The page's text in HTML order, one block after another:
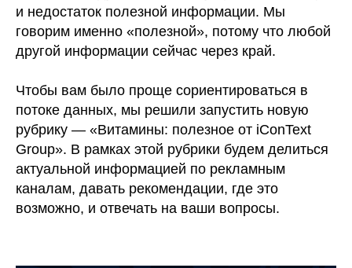
и недостаток полезной информации. Мы
говорим именно «полезной», потому что любой
другой информации сейчас через край.
Чтобы вам было проще сориентироваться в
потоке данных, мы решили запустить новую
рубрику — «Витамины: полезное от iConText
Group». В рамках этой рубрики будем делиться
актуальной информацией по рекламным
каналам, давать рекомендации, где это
возможно, и отвечать на ваши вопросы.